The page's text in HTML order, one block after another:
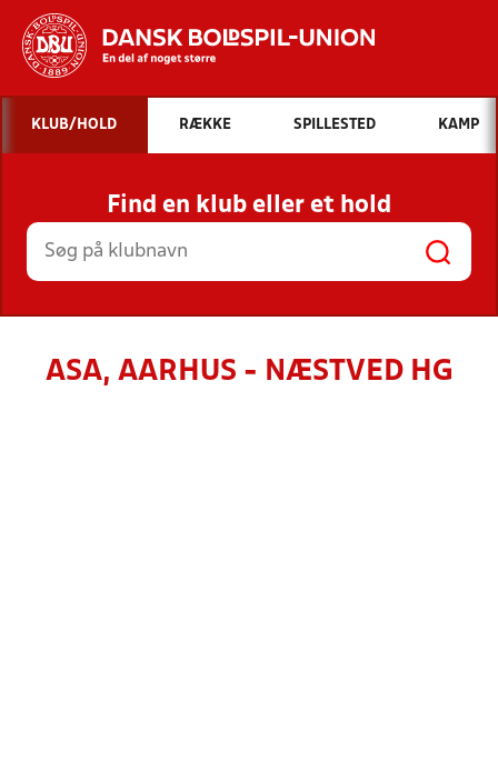
Hvad vil du søge efter?
INDHOLD OG NYHEDER
STILLINGER, RESULTATER, KLUBBER OG
HOLD
KLUB/HOLD RÆKKE SPILLESTED KAMP
Find en klub eller et hold
ASA, AARHUS - NÆSTVED HG